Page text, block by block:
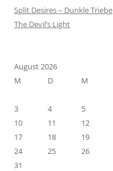
Split Desires – Dunkle Triebe
The Devil’s Light
August 2026
M
D M
3
4 5
10
11 12
17
18 19
24
25 26
31